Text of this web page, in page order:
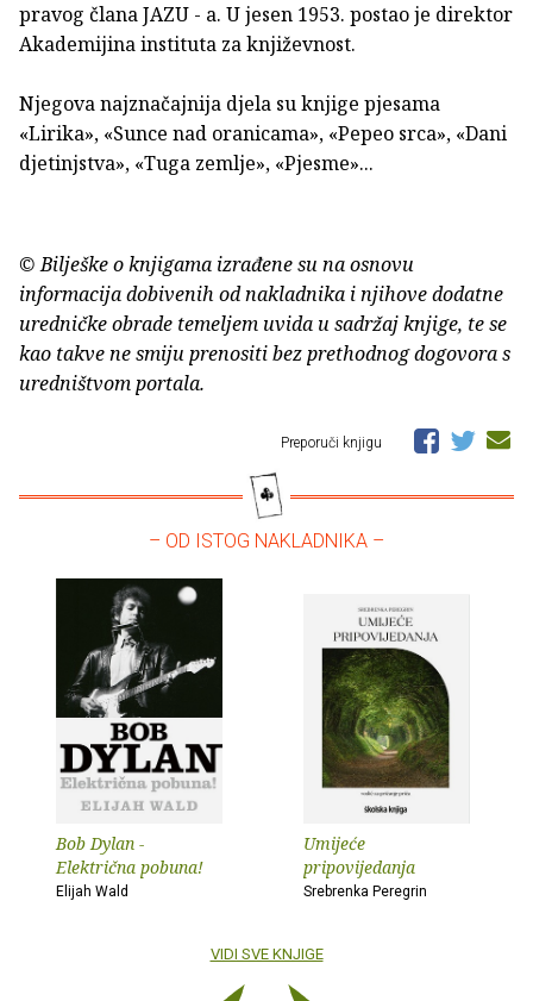
pravog člana JAZU - a. U jesen 1953. postao je direktor
Akademijina instituta za književnost.
Njegova najznačajnija djela su knjige pjesama
«Lirika», «Sunce nad oranicama», «Pepeo srca», «Dani
djetinjstva», «Tuga zemlje», «Pjesme»...
© Bilješke o knjigama izrađene su na osnovu
informacija dobivenih od nakladnika i njihove dodatne
uredničke obrade temeljem uvida u sadržaj knjige, te se
kao takve ne smiju prenositi bez prethodnog dogovora s
uredništvom portala.
Preporuči knjigu
– OD ISTOG NAKLADNIKA –
Bob Dylan -
Električna pobuna!
Elijah Wald
Umijeće
pripovijedanja
Srebrenka Peregrin
VIDI SVE KNJIGE